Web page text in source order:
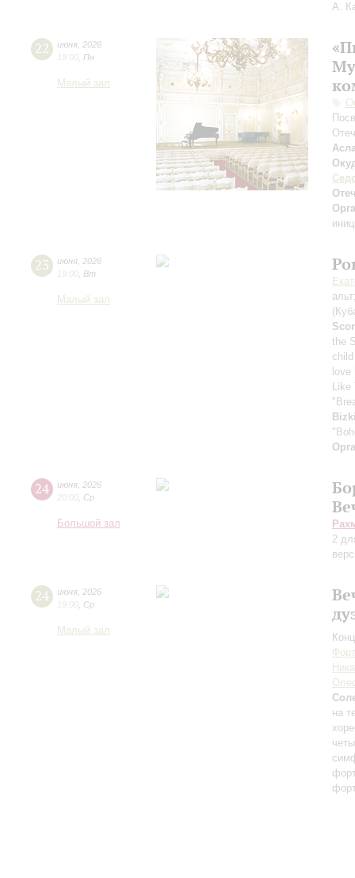
А.
22 июня 2026
19:00 Пн
Малый зал
23 июня 2026
19:00 Вт
Малый зал
the
24 июня 2026
20:00 Ср
Большой зал
2
24 июня 2026
19:00 Ср
Малый зал
на